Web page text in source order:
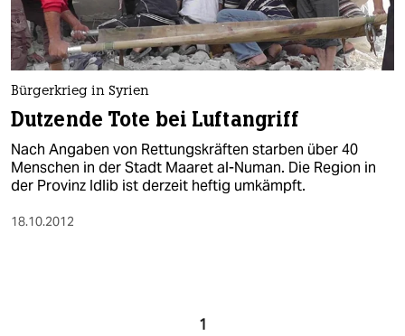
Bürgerkrieg in Syrien
Dutzende Tote bei Luftangriff
Nach Angaben von Rettungskräften starben über 40
Menschen in der Stadt Maaret al-Numan. Die Region in
der Provinz Idlib ist derzeit heftig umkämpft.
18.10.2012
1